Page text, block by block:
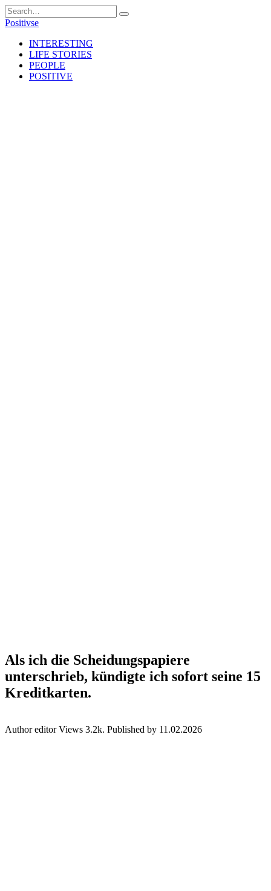
Skip
to
Search
for:
Positivse
INTERESTING
LIFE STORIES
PEOPLE
POSITIVE
Als ich die Scheidungspapiere
unterschrieb, kündigte ich sofort seine 15
Kreditkarten.
Author editor Views 3.2k. Published by 11.02.2026